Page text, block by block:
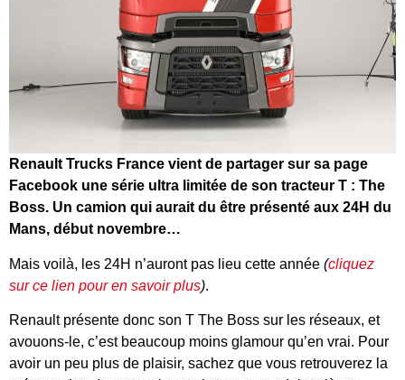
Renault Trucks France vient de partager sur sa page
Facebook une série ultra limitée de son tracteur T : The
Boss. Un camion qui aurait du être présenté aux 24H du
Mans, début novembre…
Mais voilà, les 24H n’auront pas lieu cette année (cliquez
sur ce lien pour en savoir plus).
Renault présente donc son T The Boss sur les réseaux, et
avouons-le, c’est beaucoup moins glamour qu’en vrai. Pour
avoir un peu plus de plaisir, sachez que vous retrouverez la